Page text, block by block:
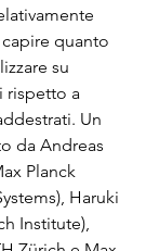
quanto
su
rispetto a
Un
da Andreas
Planck
Haruki
Institute),